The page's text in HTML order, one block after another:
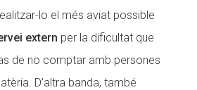
lo el més aviat possible
extern per la dificultat que
de no comptar amb persones
D’altra banda, també